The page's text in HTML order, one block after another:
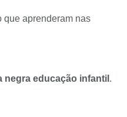
que aprenderam nas
educação infantil .